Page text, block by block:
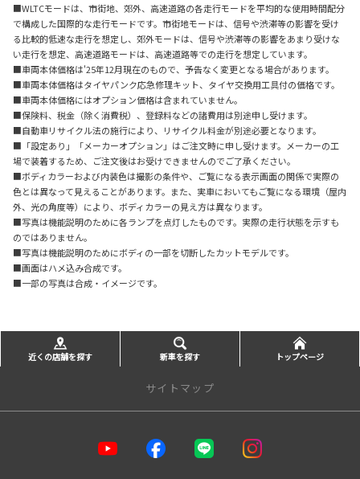
■WLTCモードは、市街地、郊外、高速道路の各走行モードを平均的な使用時間配分
で構成した国際的な走行モードです。市街地モードは、信号や渋滞等の影響を受け
る比較的低速な走行を想定し、郊外モードは、信号や渋滞等の影響をあまり受けな
い走行を想定、高速道路モードは、高速道路等での走行を想定しています。
■車両本体価格は'25年12月現在のもので、予告なく変更となる場合があります。
■車両本体価格はタイヤパンク応急修理キット、タイヤ交換用工具付の価格です。
■車両本体価格にはオプション価格は含まれていません。
■保険料、税金（除く消費税）、登録料などの諸費用は別途申し受けます。
■自動車リサイクル法の施行により、リサイクル料金が別途必要となります。
■「設定あり」「メーカーオプション」はご注文時に申し受けます。メーカーの工
場で装着するため、ご注文後はお受けできませんのでご了承ください。
■ボディカラーおよび内装色は撮影の条件や、ご覧になる表示画面の関係で実際の
色とは異なって見えることがあります。また、実車においてもご覧になる環境（屋内
外、光の角度等）により、ボディカラーの見え方は異なります。
■写真は機能説明のために各ランプを点灯したものです。実際の走行状態を示すも
のではありません。
■写真は機能説明のためにボディの一部を切断したカットモデルです。
■画面はハメ込み合成です。
■一部の写真は合成・イメージです。
近くの店舗を探す 新車を探す トップページ
サイトマップ